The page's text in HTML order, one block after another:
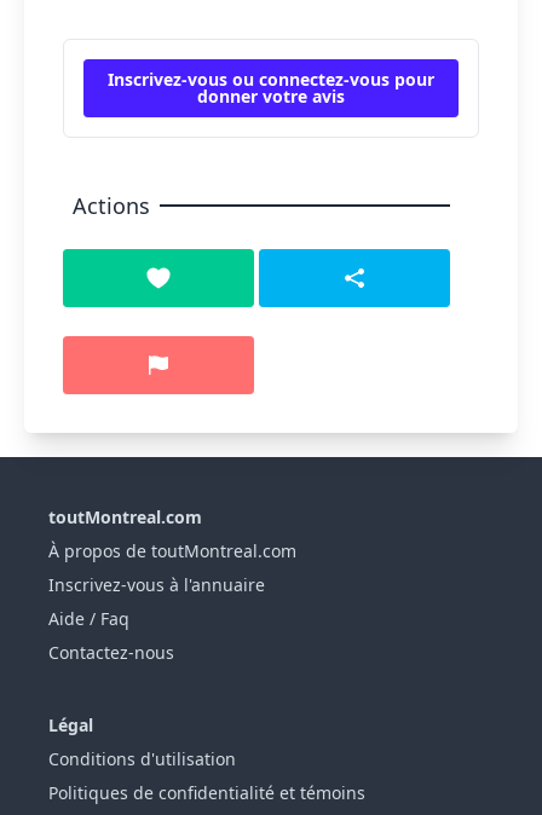
Inscrivez-vous ou connectez-vous pour
donner votre avis
Actions
toutMontreal.com
À propos de toutMontreal.com
Inscrivez-vous à l'annuaire
Aide / Faq
Contactez-nous
Légal
Conditions d'utilisation
Politiques de confidentialité et témoins